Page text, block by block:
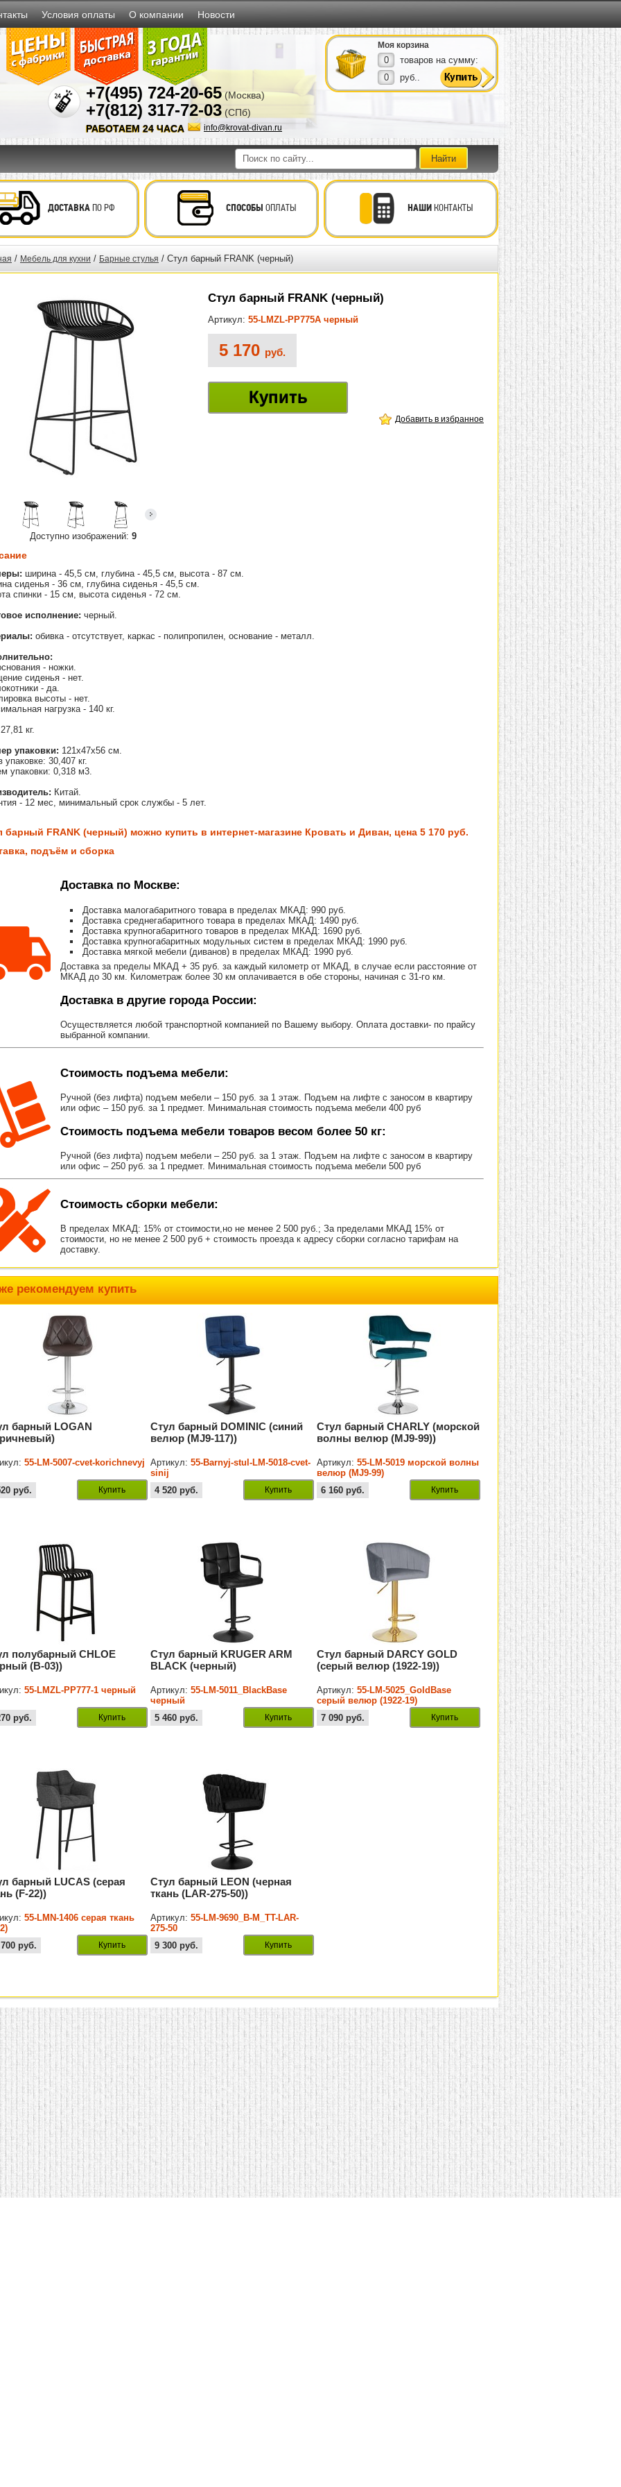
Условия оплаты О компании Новости
+7(495) 724-20-65 (Москва)
+7(812) 317-72-03 (СПб)
info@krovat-divan.ru
РАБОТАЕМ 24 ЧАСА
Моя корзина
0
товаров на сумму:
0
руб..
ДОСТАВКАПО РФ СПОСОБЫ ОПЛАТЫ НАШИКОНТАКТЫ
/ Мебель для кухни / Барные стулья / Стул барный FRANK (черный)
Доступно изображений: 9
Стул барный FRANK (черный)
Артикул: 55-LMZL-PP775A черный
5 170 руб.
Купить
Добавить в избранное
ширина - 45,5 см, глубина - 45,5 см, высота - 87 см.
сиденья - 36 см, глубина сиденья - 45,5 см.
спинки - 15 см, высота сиденья - 72 см.
исполнение: черный.
обивка - отсутствует, каркас - полипропилен, основание - металл.
- ножки.
сиденья - нет.
- да.
высоты - нет.
нагрузка - 140 кг.
27,81 кг.
упаковки: 121х47х56 см.
упаковке: 30,407 кг.
упаковки: 0,318 м3.
Китай.
- 12 мес, минимальный срок службы - 5 лет.
барный FRANK (черный) можно купить в интернет-магазине Кровать и Диван, цена 5 170 руб.
подъём и сборка
Доставка по Москве:
Доставка малогабаритного товара в пределах МКАД: 990 руб.
Доставка среднегабаритного товара в пределах МКАД: 1490 руб.
Доставка крупногабаритного товаров в пределах МКАД: 1690 руб.
Доставка крупногабаритных модульных систем в пределах МКАД: 1990 руб.
Доставка мягкой мебели (диванов) в пределах МКАД: 1990 руб.
Доставка за пределы МКАД + 35 руб. за каждый километр от МКАД, в случае если расстояние от
МКАД до 30 км. Километраж более 30 км оплачивается в обе стороны, начиная с 31-го км.
Доставка в другие города России:
Осуществляется любой транспортной компанией по Вашему выбору. Оплата доставки- по прайсу
выбранной компании.
Стоимость подъема мебели:
Ручной (без лифта) подъем мебели – 150 руб. за 1 этаж. Подъем на лифте с заносом в квартиру
или офис – 150 руб. за 1 предмет. Минимальная стоимость подъема мебели 400 руб
Стоимость подъема мебели товаров весом более 50 кг:
Ручной (без лифта) подъем мебели – 250 руб. за 1 этаж. Подъем на лифте с заносом в квартиру
или офис – 250 руб. за 1 предмет. Минимальная стоимость подъема мебели 500 руб
Стоимость сборки мебели:
В пределах МКАД: 15% от стоимости,но не менее 2 500 руб.; За пределами МКАД 15% от
стоимости, но не менее 2 500 руб + стоимость проезда к адресу сборки согласно тарифам на
доставку.
рекомендуем купить
барный LOGAN
55-LM-5007-cvet-korichnevyj
руб. Купить
Стул барный DOMINIC (синий
велюр (MJ9-117))
Артикул:55-Barnyj-stul-LM-5018-cvet-
sinij
4 520 руб. Купить
Стул барный CHARLY (морской
волны велюр (MJ9-99))
Артикул:55-LM-5019 морской волны
велюр (MJ9-99)
6 160 руб. Купить
полубарный CHLOE
(B-03))
55-LMZL-PP777-1 черный
руб. Купить
Стул барный KRUGER ARM
BLACK (черный)
Артикул:55-LM-5011_BlackBase
черный
5 460 руб. Купить
Стул барный DARCY GOLD
(серый велюр (1922-19))
Артикул:55-LM-5025_GoldBase
серый велюр (1922-19)
7 090 руб. Купить
барный LUCAS (серая
(F-22))
55-LMN-1406 серая ткань
руб. Купить
Стул барный LEON (черная
ткань (LAR-275-50))
Артикул:55-LM-9690_B-M_TT-LAR-
275-50
9 300 руб. Купить